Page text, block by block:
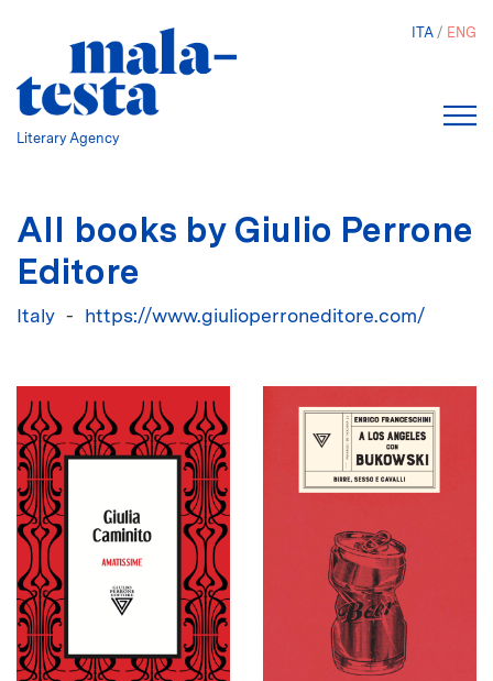
Literary Agency
ITA ENG
All books by Giulio Perrone
Editore
Italy https://www.giulioperroneditore.com/